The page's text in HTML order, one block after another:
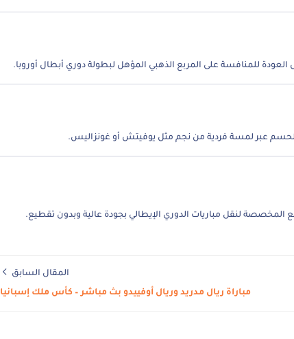
للمنافسة على المربع الذهبي المؤهل لبطولة دوري أبطال أوروبا.
الحسم عبر لمسة فردية من نجم مثل يوفيتش أو غونزاليس.
المخصصة لنقل مباريات الدوري الإيطالي بجودة عالية وبدون تقطيع.
المقال السابق
مباراة ريال مدريد وريال أوفييدو بث مباشر – كأس ملك إسبانيا